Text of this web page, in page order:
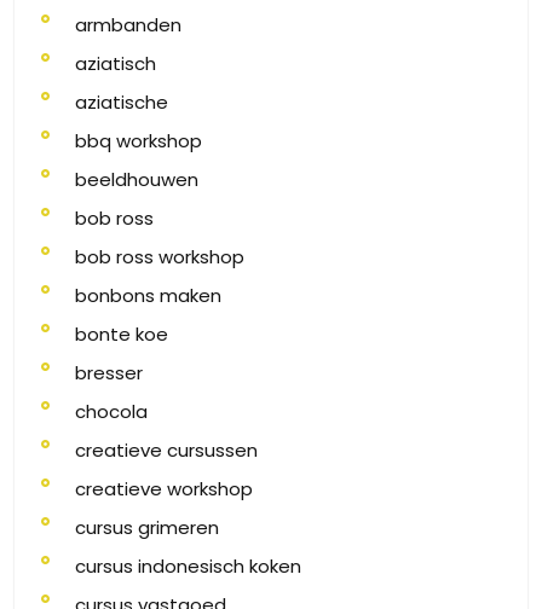
armbanden
aziatisch
aziatische
bbq workshop
beeldhouwen
bob ross
bob ross workshop
bonbons maken
bonte koe
bresser
chocola
creatieve cursussen
creatieve workshop
cursus grimeren
cursus indonesisch koken